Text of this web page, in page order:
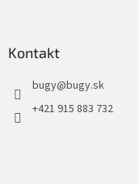
Kontakt
bugy@bugy.sk
+421 915 883 732